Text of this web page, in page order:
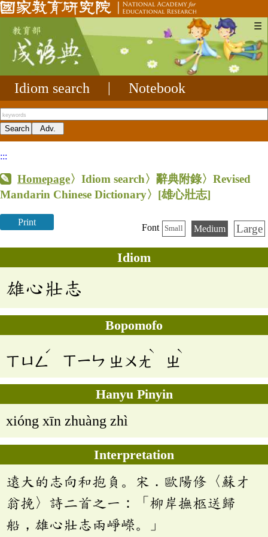
☰
Idiom search Notebook
:::
Homepage〉Idiom search〉辭典附錄〉Revised
Mandarin Chinese Dictionary〉 [雄心壯志]
Print
Font Small Medium Large
Idiom
雄心壯志
Bopomofo
ㄒㄩㄥ
ˊ
ㄒㄧㄣ ㄓㄨㄤ
ˋ
ㄓ
ˋ
Hanyu Pinyin
xióng xīn zhuàng zhì
Interpretation
遠大的志向和抱負。宋．歐陽修〈蘇才
翁挽〉詩二首之一：「柳岸撫柩送歸
船，雄心壯志兩崢嶸。」